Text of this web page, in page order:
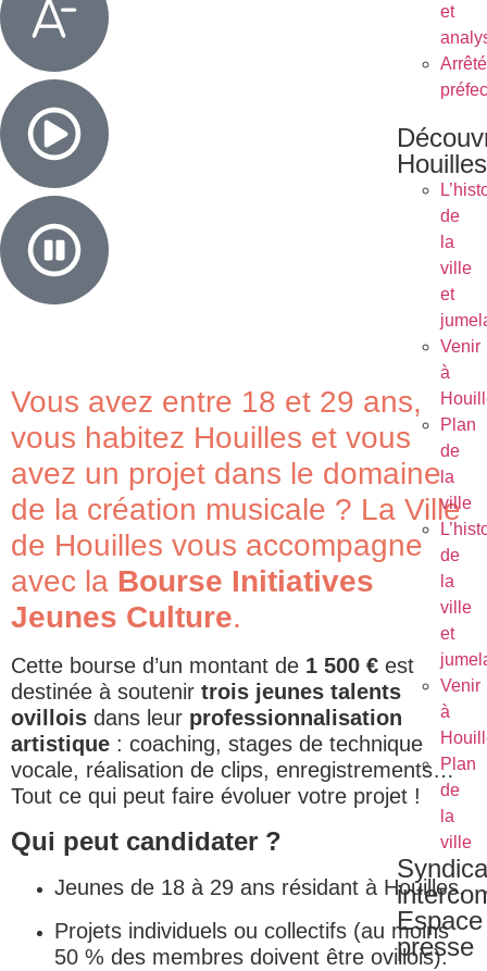
et
Houilles
de
la
ville
et
Venir
à
Plan
de
la
ville
de
la
ville
et
Venir
à
Plan
de
la
ville
Espace
presse
Vous avez entre 18 et 29 ans,
vous habitez Houilles et vous
avez un projet dans le domaine
de la création musicale ? La Ville
de Houilles vous accompagne
avec la Bourse Initiatives
Jeunes Culture.
Cette bourse d’un montant de 1 500 € est
destinée à soutenir trois jeunes talents
ovillois dans leur professionnalisation
artistique : coaching, stages de technique
vocale, réalisation de clips, enregistrements…
Tout ce qui peut faire évoluer votre projet !
Qui peut candidater ?
Jeunes de 18 à 29 ans résidant à Houilles.
Projets individuels ou collectifs (au moins
50 % des membres doivent être ovillois).